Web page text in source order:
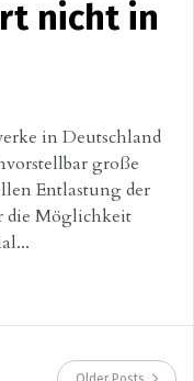
nicht in
in Deutschland
große
Entlastung der
die Möglichkeit